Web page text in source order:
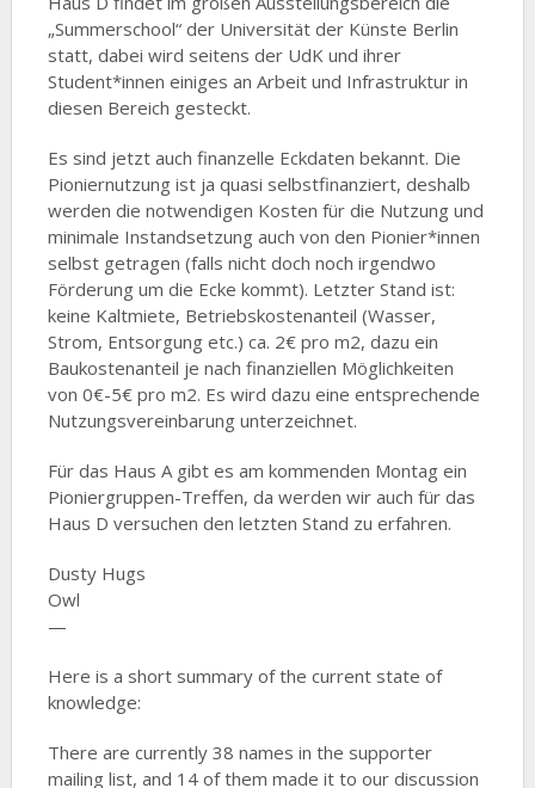
„Summerschool“ der Universität der Künste Berlin
statt, dabei wird seitens der UdK und ihrer
Student*innen einiges an Arbeit und Infrastruktur in
diesen Bereich gesteckt.
Es sind jetzt auch finanzelle Eckdaten bekannt. Die
Pioniernutzung ist ja quasi selbstfinanziert, deshalb
werden die notwendigen Kosten für die Nutzung und
minimale Instandsetzung auch von den Pionier*innen
selbst getragen (falls nicht doch noch irgendwo
Förderung um die Ecke kommt). Letzter Stand ist:
keine Kaltmiete, Betriebskostenanteil (Wasser,
Strom, Entsorgung etc.) ca. 2€ pro m2, dazu ein
Baukostenanteil je nach finanziellen Möglichkeiten
von 0€-5€ pro m2. Es wird dazu eine entsprechende
Nutzungsvereinbarung unterzeichnet.
Für das Haus A gibt es am kommenden Montag ein
Pioniergruppen-Treffen, da werden wir auch für das
Haus D versuchen den letzten Stand zu erfahren.
Dusty Hugs
Owl
—
Here is a short summary of the current state of
knowledge:
There are currently 38 names in the supporter
mailing list, and 14 of them made it to our discussion